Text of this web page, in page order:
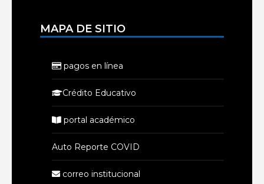
MAPA DE SITIO
pagos en línea
Crédito Educativo
portal académico
Auto Reporte COVID
correo institucional